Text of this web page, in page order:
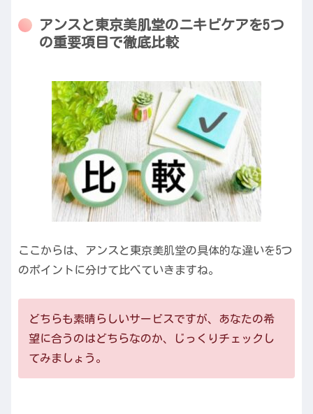
アンスと東京美肌堂のニキビケアを5つ
の重要項目で徹底比較
ここからは、アンスと東京美肌堂の具体的な違いを5つ
のポイントに分けて比べていきますね。
どちらも素晴らしいサービスですが、あなたの希
望に合うのはどちらなのか、じっくりチェックし
てみましょう。